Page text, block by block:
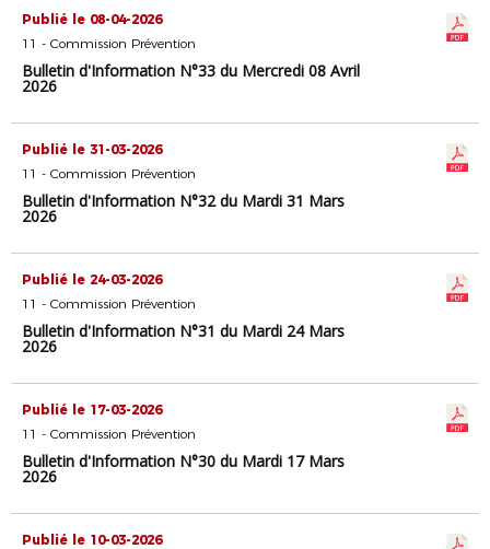
Publié le 08-04-2026
11 - Commission Prévention
Bulletin d'Information N°33 du Mercredi 08 Avril
2026
Publié le 31-03-2026
11 - Commission Prévention
Bulletin d'Information N°32 du Mardi 31 Mars
2026
Publié le 24-03-2026
11 - Commission Prévention
Bulletin d'Information N°31 du Mardi 24 Mars
2026
Publié le 17-03-2026
11 - Commission Prévention
Bulletin d'Information N°30 du Mardi 17 Mars
2026
Publié le 10-03-2026